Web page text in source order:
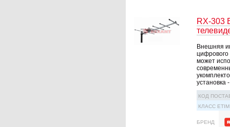
RX-303
Внешняя
цифрового
может
установка
КОД
КЛАСС ETIM
БРЕНД